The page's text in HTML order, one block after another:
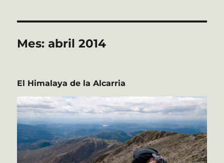
Mes:abril 2014
El Himalaya de la Alcarria